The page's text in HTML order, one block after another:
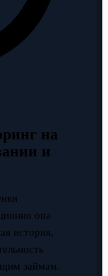
на
и
она
история,
займам.